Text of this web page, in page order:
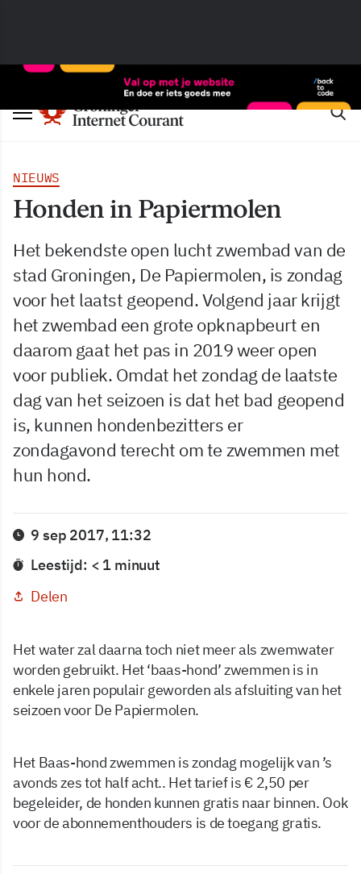
NIEUWS
Honden in Papiermolen
Het bekendste open lucht zwembad van de
stad Groningen, De Papiermolen, is zondag
voor het laatst geopend. Volgend jaar krijgt
het zwembad een grote opknapbeurt en
daarom gaat het pas in 2019 weer open
voor publiek. Omdat het zondag de laatste
dag van het seizoen is dat het bad geopend
is, kunnen hondenbezitters er
zondagavond terecht om te zwemmen met
hun hond.
9 sep 2017, 11:32
Leestijd: < 1 minuut
Delen
Het water zal daarna toch niet meer als zwemwater
worden gebruikt. Het ‘baas-hond’ zwemmen is in
enkele jaren populair geworden als afsluiting van het
seizoen voor De Papiermolen.
Het Baas-hond zwemmen is zondag mogelijk van ’s
avonds zes tot half acht.. Het tarief is € 2,50 per
begeleider, de honden kunnen gratis naar binnen. Ook
voor de abonnementhouders is de toegang gratis.